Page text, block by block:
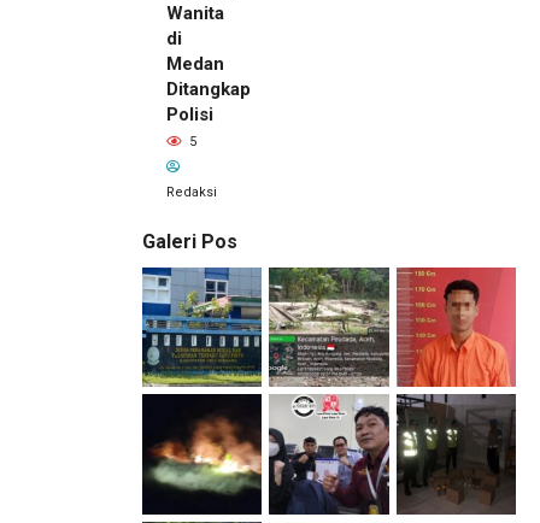
Wanita
di
Medan
Ditangkap
Polisi
5
Redaksi
Galeri Pos